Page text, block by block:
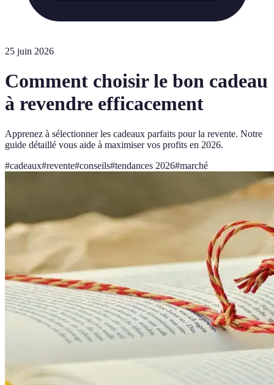
25 juin 2026
Comment choisir le bon cadeau
à revendre efficacement
Apprenez à sélectionner les cadeaux parfaits pour la revente. Notre
guide détaillé vous aide à maximiser vos profits en 2026.
#cadeaux#revente#conseils#tendances 2026#marché